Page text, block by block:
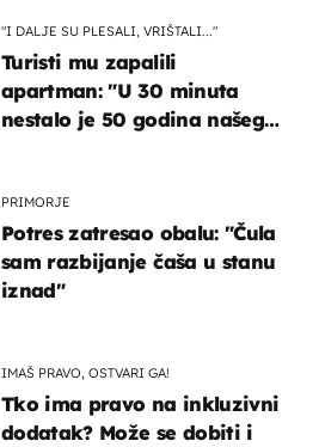
"I DALJE SU PLESALI, VRIŠTALI..."
Turisti mu zapalili
apartman: "U 30 minuta
nestalo je 50 godina našeg
PRIMORJE
Potres zatresao obalu: "Čula
sam razbijanje čaša u stanu
iznad"
IMAŠ PRAVO, OSTVARI GA!
Tko ima pravo na inkluzivni
dodatak? Može se dobiti i